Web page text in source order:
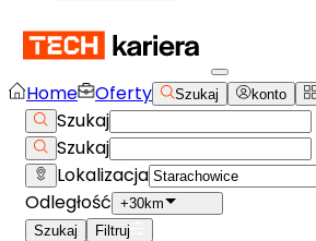
Home Oferty Szukaj konto
Szukaj
Szukaj
Lokalizacja
Odległość +30km
Szukaj
Filtruj